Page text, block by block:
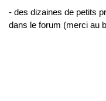
- des dizaines de petits
dans le forum (merci au